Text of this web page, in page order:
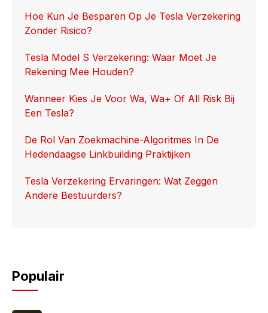
o
o
k
o
n
Hoe Kun Je Besparen Op Je Tesla Verzekering
Zonder Risico?
Tesla Model S Verzekering: Waar Moet Je
Rekening Mee Houden?
Wanneer Kies Je Voor Wa, Wa+ Of All Risk Bij
Een Tesla?
De Rol Van Zoekmachine-Algoritmes In De
Hedendaagse Linkbuilding Praktijken
Tesla Verzekering Ervaringen: Wat Zeggen
Andere Bestuurders?
Populair